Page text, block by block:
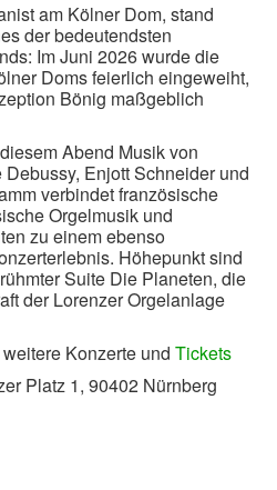
am Kölner Dom, stand
der bedeutendsten
Im Juni 2026 wurde die
Doms feierlich eingeweiht,
Bönig maßgeblich
Abend Musik von
Enjott Schneider und
verbindet französische
Orgelmusik und
zu einem ebenso
Höhepunkt sind
Suite Die Planeten, die
der Lorenzer Orgelanlage
Konzerte und Tickets
Platz 1, 90402 Nürnberg